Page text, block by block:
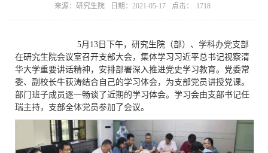
来源：研究生院 日期：2021-05-17 点击： 1718
5月13日下午，研究生院（部）、学科办党支部
在研究生院会议室召开支部大会，集体学习习近平总书记视察清
华大学重要讲话精神，安排部署深入推进党史学习教育。党委常
委、副校长牛荻涛结合自己的学习体会，为支部党员讲授党课。
部门班子成员逐一畅谈了近期的学习体会。学习会由支部书记任
瑞主持，支部全体党员参加了会议。